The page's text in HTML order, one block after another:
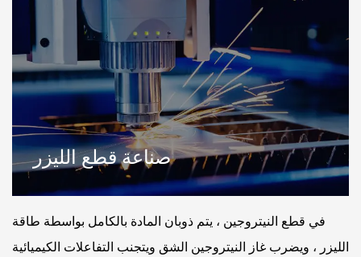
صناعة قطع الليزر
في قطع النيتروجين ، يتم ذوبان المادة بالكامل بواسطة طاقة
الليزر ، ويضرب غاز النيتروجين الشق ويتجنب التفاعلات الكيميائية